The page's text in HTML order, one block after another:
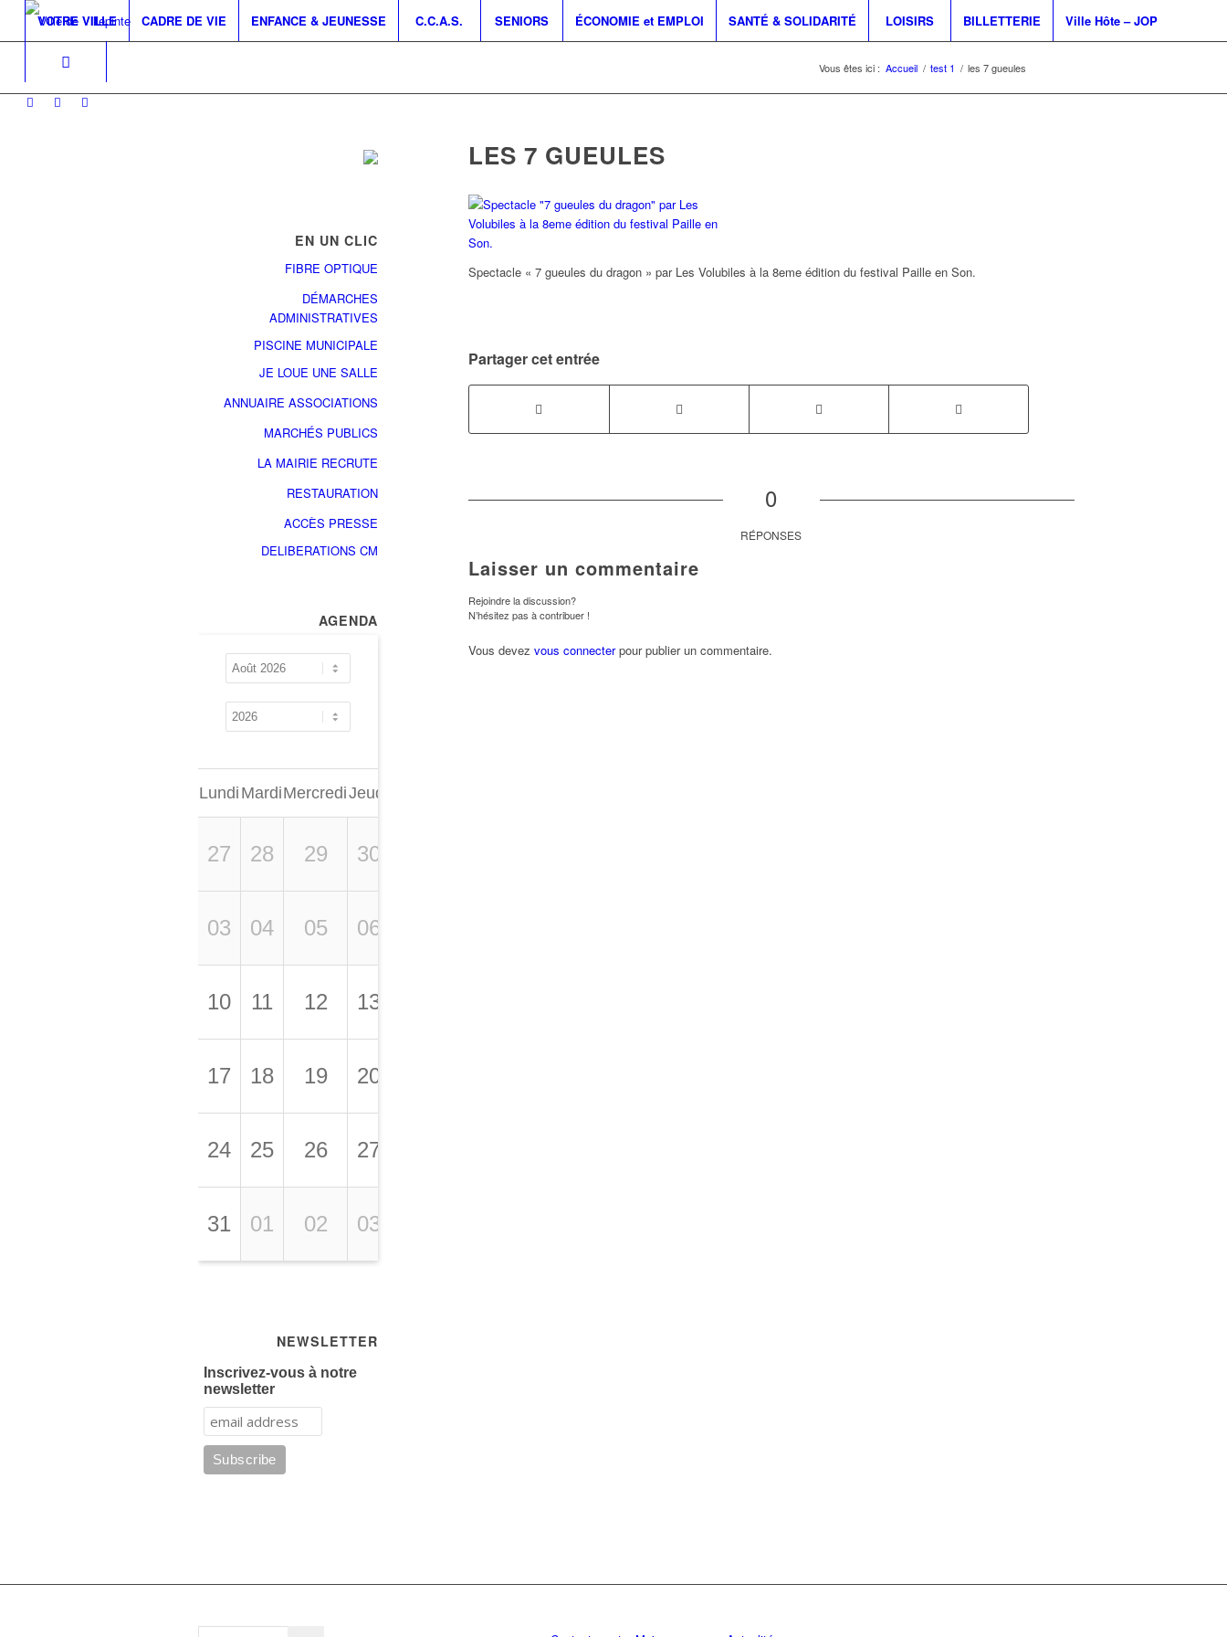
VOTRE VILLE CADRE DE VIE ENFANCE & JEUNESSE C.C.A.S. SENIORS ÉCONOMIE et EMPLOI SANTÉ & SOLIDARITÉ LOISIRS BILLETTERIE Ville Hôte – JOP
Vous êtes ici : Accueil / test 1 / les 7 gueules
LES 7 GUEULES
Spectacle « 7 gueules du dragon » par Les Volubiles à la 8eme édition du festival Paille en Son.
Partager cet entrée
0
RÉPONSES
Laisser un commentaire
Rejoindre la discussion?
N’hésitez pas à contribuer !
Vous devez vous connecterpour publier un commentaire.
EN UN CLIC
FIBRE OPTIQUE
DÉMARCHES
ADMINISTRATIVES
PISCINE MUNICIPALE
JE LOUE UNE SALLE
ANNUAIRE ASSOCIATIONS
MARCHÉS PUBLICS
LA MAIRIE RECRUTE
RESTAURATION
ACCÈS PRESSE
DELIBERATIONS CM
AGENDA
Lundi MardiMercrediJeudi
27 28 29 30
03 04 05 06
10 11 12 13
17 18 19 20
24 25 26 27
31 01 02 03
NEWSLETTER
Inscrivez-vous à notre
newsletter